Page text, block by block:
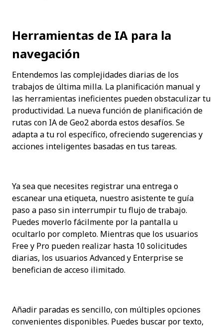
Herramientas de IA para la
navegación
Entendemos las complejidades diarias de los
trabajos de última milla. La planificación manual y
las herramientas ineficientes pueden obstaculizar tu
productividad. La nueva función de planificación de
rutas con IA de Geo2 aborda estos desafíos. Se
adapta a tu rol específico, ofreciendo sugerencias y
acciones inteligentes basadas en tus tareas.
Ya sea que necesites registrar una entrega o
escanear una etiqueta, nuestro asistente te guía
paso a paso sin interrumpir tu flujo de trabajo.
Puedes moverlo fácilmente por la pantalla u
ocultarlo por completo. Mientras que los usuarios
Free y Pro pueden realizar hasta 10 solicitudes
diarias, los usuarios Advanced y Enterprise se
benefician de acceso ilimitado.
Añadir paradas es sencillo, con múltiples opciones
convenientes disponibles. Puedes buscar por texto,